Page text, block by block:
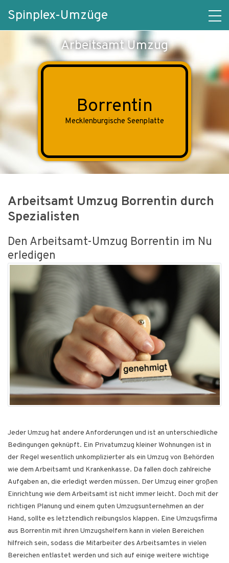
Spinplex-Umzüge
Arbeitsamt Umzug
Borrentin
Mecklenburgische Seenplatte
Arbeitsamt Umzug Borrentin durch
Spezialisten
Den Arbeitsamt-Umzug Borrentin im Nu
erledigen
Jeder Umzug hat andere Anforderungen und ist an unterschiedliche
Bedingungen geknüpft. Ein Privatumzug kleiner Wohnungen ist in
der Regel wesentlich unkomplizierter als ein Umzug von Behörden
wie dem Arbeitsamt und Krankenkasse. Da fallen doch zahlreiche
Aufgaben an, die erledigt werden müssen. Der Umzug einer großen
Einrichtung wie dem Arbeitsamt ist nicht immer leicht. Doch mit der
richtigen Planung und einem guten Umzugsunternehmen an der
Hand, sollte es letztendlich reibungslos klappen. Eine Umzugsfirma
aus Borrentin mit ihren Umzugshelfern kann in vielen Bereichen
hilfreich sein, sodass die Mitarbeiter des Arbeitsamtes in vielen
Bereichen entlastet werden und sich auf einige weitere wichtige